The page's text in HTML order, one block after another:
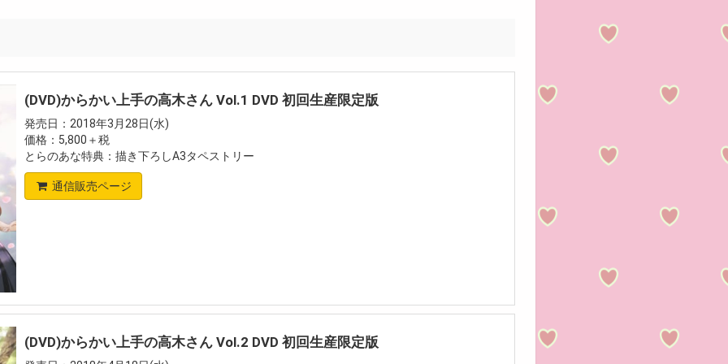
(DVD)からかい上手の高木さん Vol.1 DVD 初回生産限定版
発売日：2018年3月28日(水)
価格：5,800＋税
とらのあな特典：描き下ろしA3タペストリー
通信販売ページ
(DVD)からかい上手の高木さん Vol.2 DVD 初回生産限定版